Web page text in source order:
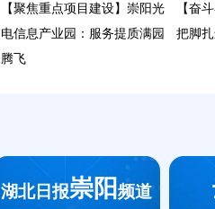
【聚焦重点项目建设】崇阳光
电信息产业园：服务提质满园
腾飞
【奋
把脚
湖北日报崇阳频道